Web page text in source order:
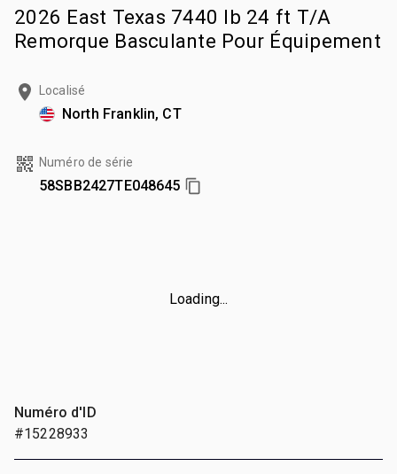
2026 East Texas 7440 lb 24 ft T/A
Remorque Basculante Pour Équipement
Localisé
North Franklin, CT
Numéro de série
58SBB2427TE048645
Loading...
Numéro d'ID
#15228933